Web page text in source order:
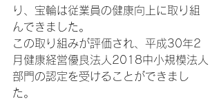
り、宝輪は従業員の健康向上に取り組
んできました。
この取り組みが評価され、平成30年2
月健康経営優良法人2018中小規模法人
部門の認定を受けることができまし
た。